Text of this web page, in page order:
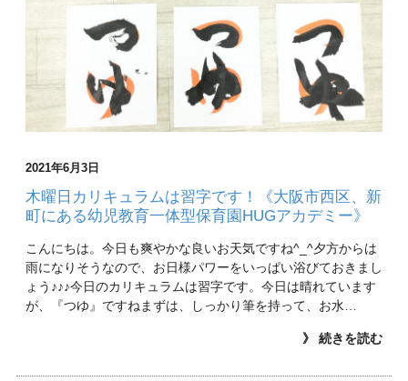
2021年6月3日
木曜日カリキュラムは習字です！《大阪市西区、新
町にある幼児教育一体型保育園HUGアカデミー》
こんにちは。今日も爽やかな良いお天気ですね^_^夕方からは
雨になりそうなので、お日様パワーをいっぱい浴びておきまし
ょう♪♪♪今日のカリキュラムは習字です。今日は晴れています
が、『つゆ』ですねまずは、しっかり筆を持って、お水…
》 続きを読む